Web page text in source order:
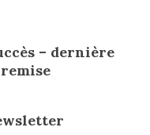
– dernière